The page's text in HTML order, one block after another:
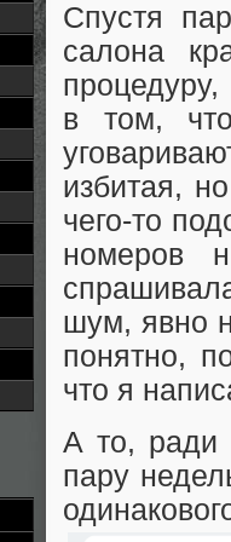
Спустя
салона
в том,
избитая,
чего-то
номеров
шум, явно
понятно,
что я
А то, ради
пару